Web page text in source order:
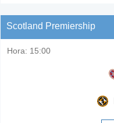
Scotland Premiership
Hora: 15:00